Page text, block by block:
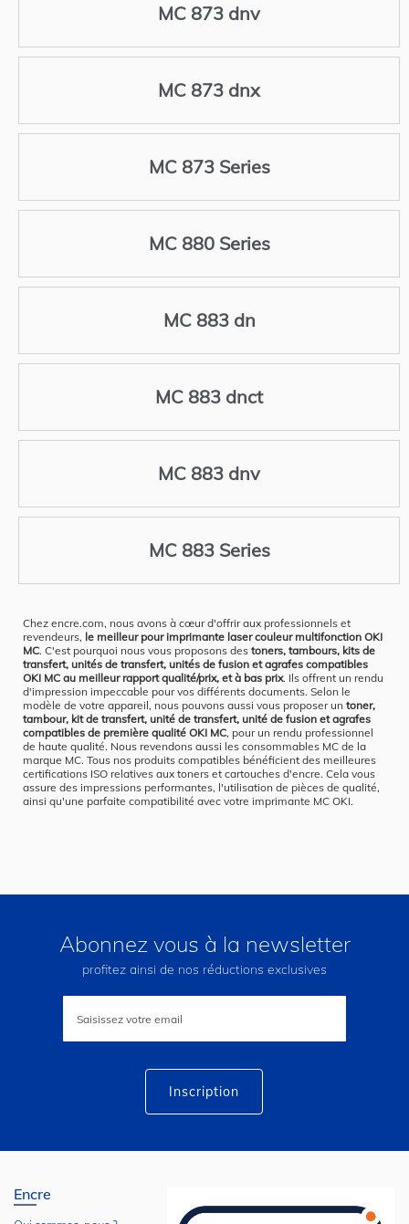
MC 873 dnv
MC 873 dnx
MC 873 Series
MC 880 Series
MC 883 dn
MC 883 dnct
MC 883 dnv
MC 883 Series
Chez encre.com, nous avons à cœur d'offrir aux professionnels et
revendeurs, le meilleur pour imprimante laser couleur multifonction OKI
MC. C'est pourquoi nous vous proposons des toners, tambours, kits de
transfert, unités de transfert, unités de fusion et agrafes compatibles
OKI MC au meilleur rapport qualité/prix, et à bas prix. Ils offrent un rendu
d'impression impeccable pour vos différents documents. Selon le
modèle de votre appareil, nous pouvons aussi vous proposer un toner,
tambour, kit de transfert, unité de transfert, unité de fusion et agrafes
compatibles de première qualité OKI MC, pour un rendu professionnel
de haute qualité. Nous revendons aussi les consommables MC de la
marque MC. Tous nos produits compatibles bénéficient des meilleures
certifications ISO relatives aux toners et cartouches d'encre. Cela vous
assure des impressions performantes, l'utilisation de pièces de qualité,
ainsi qu'une parfaite compatibilité avec votre imprimante MC OKI.
Abonnez vous à la newsletter
profitez ainsi de nos réductions exclusives
lettre
Inscription
Encre